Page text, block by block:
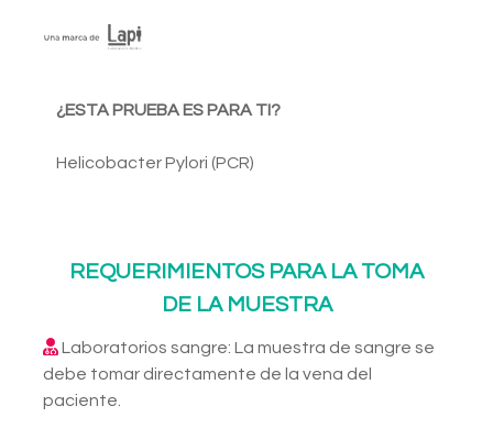
¿ESTA PRUEBA ES PARA TI?
Helicobacter Pylori (PCR)
REQUERIMIENTOS PARA LA TOMA
DE LA MUESTRA
Laboratorios sangre: La muestra de sangre se
debe tomar directamente de la vena del
paciente.